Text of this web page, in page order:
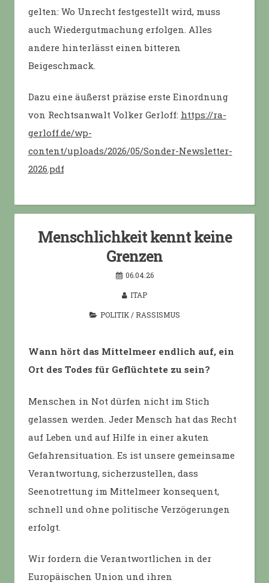
gelten: Wo Unrecht festgestellt wird, muss
auch Wiedergutmachung erfolgen. Alles
andere hinterlässt einen bitteren
Beigeschmack.
Dazu eine äußerst präzise erste Einordnung
von Rechtsanwalt Volker Gerloff: https://ra-
gerloff.de/wp-
content/uploads/2026/05/Sonder-Newsletter-
2026.pdf
Menschlichkeit kennt keine
Grenzen
06.04.26
ITAP
POLITIK/ RASSISMUS
Wann hört das Mittelmeer endlich auf, ein
Ort des Todes für Geflüchtete zu sein?
Menschen in Not dürfen nicht im Stich
gelassen werden. Jeder Mensch hat das Recht
auf Leben und auf Hilfe in einer akuten
Gefahrensituation. Es ist unsere gemeinsame
Verantwortung, sicherzustellen, dass
Seenotrettung im Mittelmeer konsequent,
schnell und ohne politische Verzögerungen
erfolgt.
Wir fordern die Verantwortlichen in der
Europäischen Union und ihren